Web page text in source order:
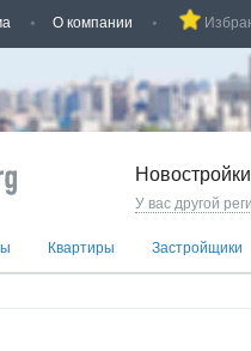
О компании
У вас другой
Квартиры Застройщики